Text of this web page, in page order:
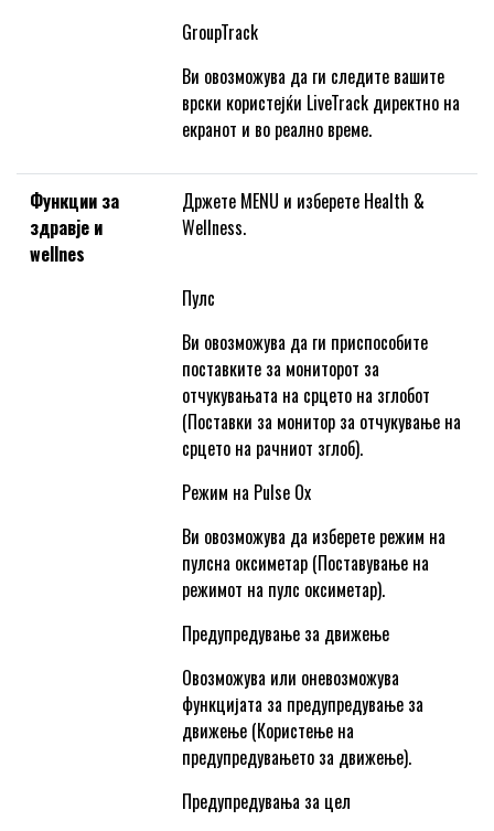
GroupTrack
Ви овозможува да ги следите вашите
врски користејќи LiveTrack директно на
екранот и во реално време.
Функции за
здравје и
wellnes
Држете MENU и изберете Health &
Wellness.
Пулс
Ви овозможува да ги приспособите
поставките за мониторот за
отчукувањата на срцето на зглобот
(Поставки за монитор за отчукување на
срцето на рачниот зглоб).
Режим на Pulse Ox
Ви овозможува да изберете режим на
пулсна оксиметар (Поставување на
режимот на пулс оксиметар).
Предупредување за движење
Овозможува или оневозможува
функцијата за предупредување за
движење (Користење на
предупредувањето за движење).
Предупредувања за цел